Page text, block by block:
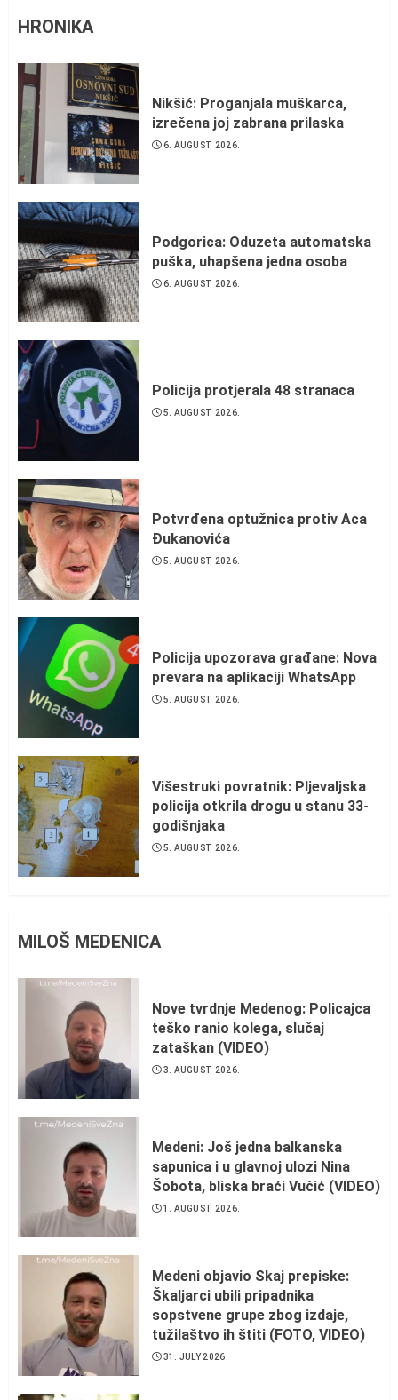
HRONIKA
Nikšić: Proganjala muškarca,
izrečena joj zabrana prilaska
6. AUGUST 2026.
Podgorica: Oduzeta automatska
puška, uhapšena jedna osoba
6. AUGUST 2026.
Policija protjerala 48 stranaca
5. AUGUST 2026.
Potvrđena optužnica protiv Aca
Đukanovića
5. AUGUST 2026.
Policija upozorava građane: Nova
prevara na aplikaciji WhatsApp
5. AUGUST 2026.
Višestruki povratnik: Pljevaljska
policija otkrila drogu u stanu 33-
godišnjaka
5. AUGUST 2026.
MILOŠ MEDENICA
Nove tvrdnje Medenog: Policajca
teško ranio kolega, slučaj
zataškan (VIDEO)
3. AUGUST 2026.
Medeni: Još jedna balkanska
sapunica i u glavnoj ulozi Nina
Šobota, bliska braći Vučić (VIDEO)
1. AUGUST 2026.
Medeni objavio Skaj prepiske:
Škaljarci ubili pripadnika
sopstvene grupe zbog izdaje,
tužilaštvo ih štiti (FOTO, VIDEO)
31. JULY 2026.